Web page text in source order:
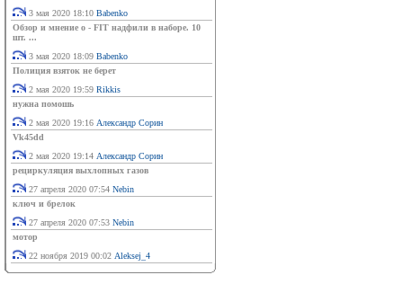
3 мая 2020 18:10 Babenko
Обзор и мнение о - FIT надфили в наборе. 10
шт. ...
3 мая 2020 18:09 Babenko
Полиция взяток не берет
2 мая 2020 19:59 Rikkis
нужна помошь
2 мая 2020 19:16 Александр Сорин
Vk45dd
2 мая 2020 19:14 Александр Сорин
рециркуляция выхлопных газов
27 апреля 2020 07:54 Nebin
ключ и брелок
27 апреля 2020 07:53 Nebin
мотор
22 ноября 2019 00:02 Aleksej_4